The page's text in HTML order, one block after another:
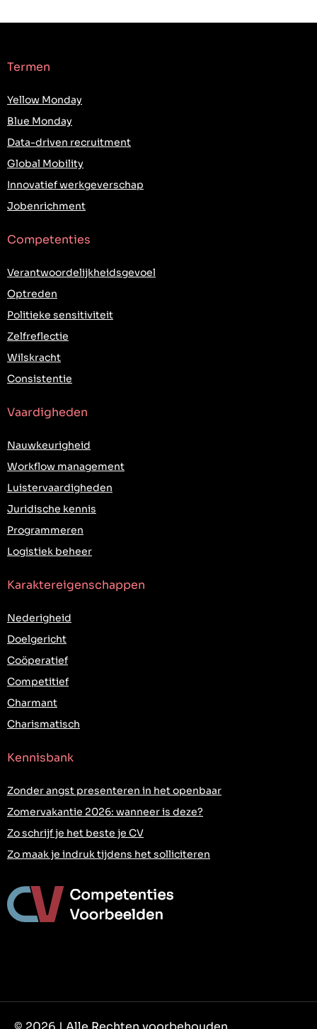
Termen
Yellow Monday
Blue Monday
Data-driven recruitment
Global Mobility
Innovatief werkgeverschap
Jobenrichment
Competenties
Verantwoordelijkheidsgevoel
Optreden
Politieke sensitiviteit
Zelfreflectie
Wilskracht
Consistentie
Vaardigheden
Nauwkeurigheid
Workflow management
Luistervaardigheden
Juridische kennis
Programmeren
Logistiek beheer
Karaktereigenschappen
Nederigheid
Doelgericht
Coöperatief
Competitief
Charmant
Charismatisch
Kennisbank
Zonder angst presenteren in het openbaar
Zomervakantie 2026: wanneer is deze?
Zo schrijf je het beste je CV
Zo maak je indruk tijdens het solliciteren